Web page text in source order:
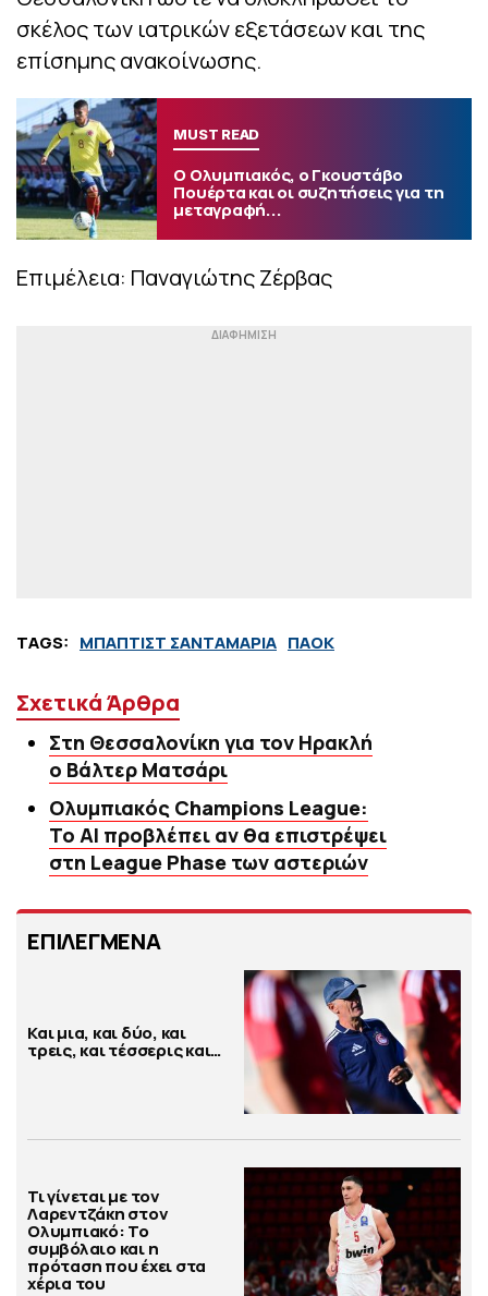
σκέλος των ιατρικών εξετάσεων και της
επίσημης ανακοίνωσης.
MUST READ
Ο Ολυμπιακός, ο Γκουστάβο
Πουέρτα και οι συζητήσεις για τη
μεταγραφή...
Επιμέλεια: Παναγιώτης Ζέρβας
TAGS: ΜΠΑΠΤΙΣΤ ΣΑΝΤΑΜΑΡΙΑ ΠΑΟΚ
Σχετικά Άρθρα
Στη Θεσσαλονίκη για τον Ηρακλή
ο Βάλτερ Ματσάρι
Ολυμπιακός Champions League:
Το AI προβλέπει αν θα επιστρέψει
στη League Phase των αστεριών
ΕΠΙΛΕΓΜΕΝΑ
Και μια, και δύο, και
τρεις, και τέσσερις και…
Τι γίνεται με τον
Λαρεντζάκη στον
Ολυμπιακό: Το
συμβόλαιο και η
πρόταση που έχει στα
χέρια του